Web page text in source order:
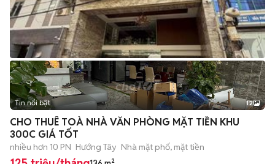
+2
Tin nổi bật 12
CHO THUÊ TOÀ NHÀ VĂN PHÒNG MẶT TIỀN KHU
300C GIÁ TỐT
nhiều hơn 10 PN Hướng Tây Nhà mặt phố, mặt tiền